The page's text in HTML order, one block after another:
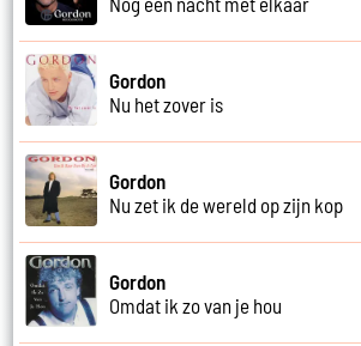
Gordon
Nu het zover is
Gordon
Nu zet ik de wereld op zijn kop
Gordon
Omdat ik zo van je hou